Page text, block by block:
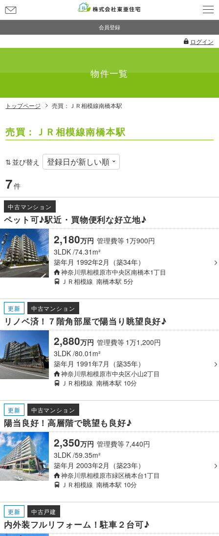
会員登録
ログイン
問
物件一覧
トップページ 売買：ＪＲ相模線南橋本駅
売買：ＪＲ相模線南橋本駅
並び替え
7件
中古マンション
ペット可♪駅近・買物便利な好立地♪
3LDK 74.31m²
築年月 1992年2月（築34年）
神奈川県相模原市中央区南橋本1丁目
ＪＲ相模線 南橋本駅 5分
2,180万円 管理費等 1万900円
更新 中古マンション
リノベ済！７階角部屋で陽当り眺望良好♪
3LDK 80.01m²
築年月 1991年7月（築35年）
神奈川県相模原市中央区小山2丁目
ＪＲ相模線 南橋本駅 10分
2,880万円 管理費等 1万1,200円
更新 中古マンション
陽当良好！高層階で眺望も良好♪
3LDK 59.35m²
築年月 2003年2月（築23年）
神奈川県相模原市緑区橋本台1丁目
ＪＲ相模線 南橋本駅 10分
2,350万円 管理費等7,440円
更新 中古戸建
内外装フルリフォーム！駐車２台可♪